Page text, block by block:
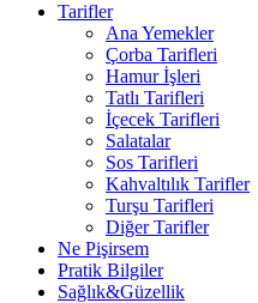
Tarifler
Ana Yemekler
Çorba Tarifleri
Hamur İşleri
Tatlı Tarifleri
İçecek Tarifleri
Salatalar
Sos Tarifleri
Kahvaltılık Tarifler
Turşu Tarifleri
Diğer Tarifler
Ne Pişirsem
Pratik Bilgiler
Sağlık&Güzellik